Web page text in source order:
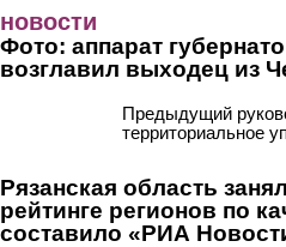
новости
Фото: аппарат
возглавил выходец из
Предыдущий
территориальное
Рязанская область
рейтинге регионов по
составило «РИА